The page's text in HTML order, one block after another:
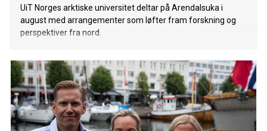
UiT Norges arktiske universitet deltar på Arendalsuka i
august med arrangementer som løfter fram forskning og
perspektiver fra nord.